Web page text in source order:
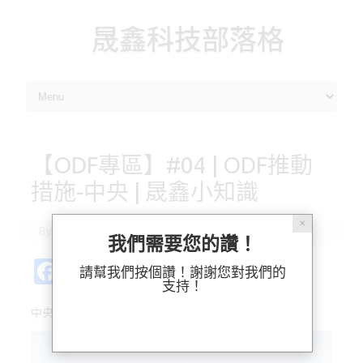
晟鑫科技部落格
【ODF專區】#04 | ODF推動
措施-中央 | 晟鑫小知識
2019-05-06
Fa
b
Pl X M
as
o
Bl
u
k
分
中央對ODF的推動措施
✕
我們需要您的讚！
請幫我們按個讚！謝謝您對我們的
支持！